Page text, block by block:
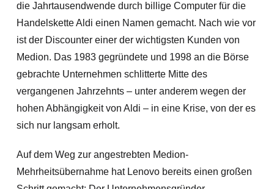
die Jahrtausendwende durch billige Computer für die
Handelskette Aldi einen Namen gemacht. Nach wie vor
ist der Discounter einer der wichtigsten Kunden von
Medion. Das 1983 gegründete und 1998 an die Börse
gebrachte Unternehmen schlitterte Mitte des
vergangenen Jahrzehnts – unter anderem wegen der
hohen Abhängigkeit von Aldi – in eine Krise, von der es
sich nur langsam erholt.
Auf dem Weg zur angestrebten Medion-
Mehrheitsübernahme hat Lenovo bereits einen großen